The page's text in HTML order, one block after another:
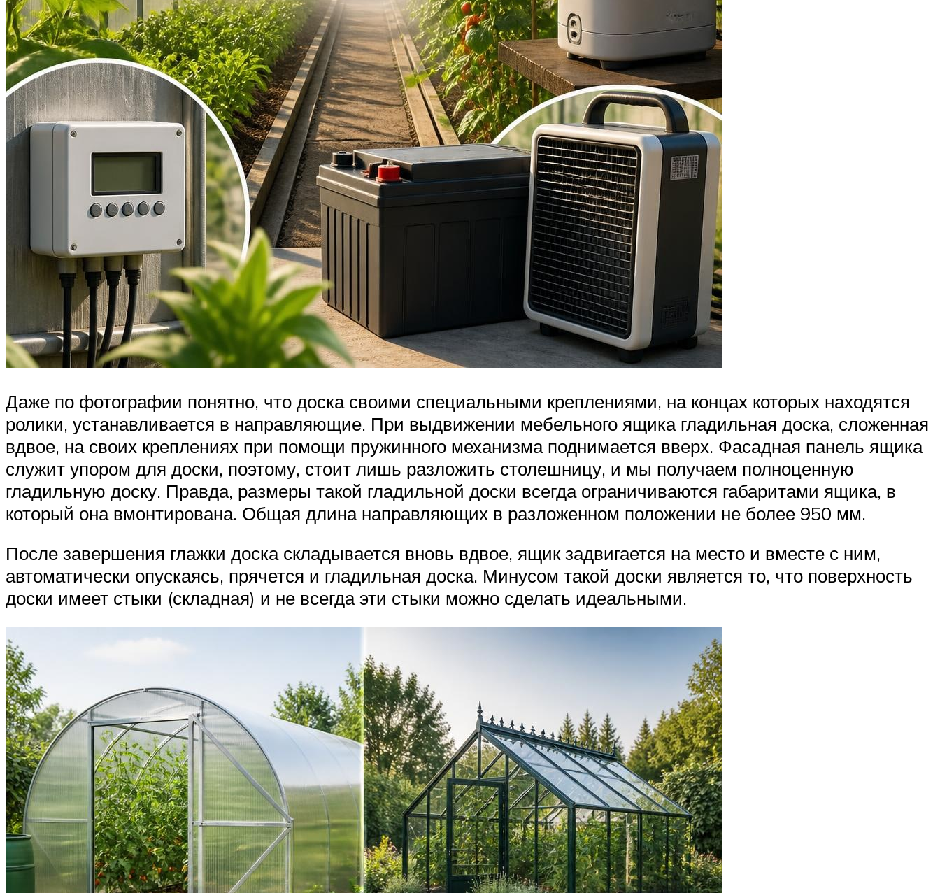
Даже по фотографии понятно, что доска своими специальными креплениями, на концах которых находятся
ролики, устанавливается в направляющие. При выдвижении мебельного ящика гладильная доска, сложенная
вдвое, на своих креплениях при помощи пружинного механизма поднимается вверх. Фасадная панель ящика
служит упором для доски, поэтому, стоит лишь разложить столешницу, и мы получаем полноценную
гладильную доску. Правда, размеры такой гладильной доски всегда ограничиваются габаритами ящика, в
который она вмонтирована. Общая длина направляющих в разложенном положении не более 950 мм.
После завершения глажки доска складывается вновь вдвое, ящик задвигается на место и вместе с ним,
автоматически опускаясь, прячется и гладильная доска. Минусом такой доски является то, что поверхность
доски имеет стыки (складная) и не всегда эти стыки можно сделать идеальными.